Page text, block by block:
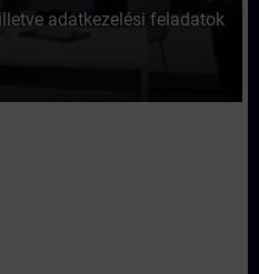
adatkezelési feladatok